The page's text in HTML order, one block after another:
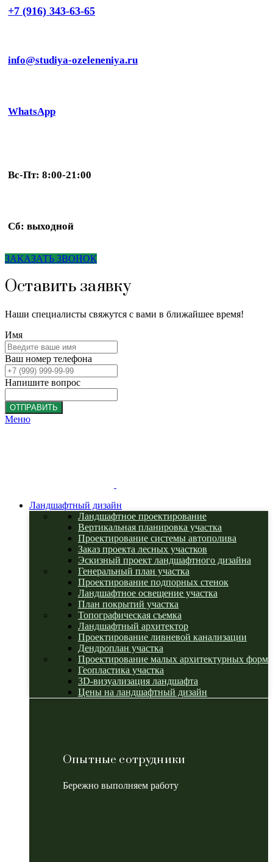
+7 (916) 343-63-65
info@studiya-ozeleneniya.ru
WhatsApp
Вс-Пт: 8:00-21:00
Сб: выходной
ЗАКАЗАТЬ ЗВОНОК
Оставить заявку
Наши специалисты свяжутся с вами в ближайшее время!
Имя
Ваш номер телефона
Напишите вопрос
ОТПРАВИТЬ
Меню
Ландшафтный дизайн
Ландшафтное проектирование
Вертикальная планировка участка
Проектирование системы автополива
Заказ проекта лесных участков
Эскизный проект ландшафтного дизайна
Генеральный план участка
Проектирование подпорных стенок
Ландшафтное освещение участка
План покрытий участка
Топографическая съемка
Ландшафтный архитектор
Проектирование ливневой канализации
Дендроплан участка
Проектирование малых архитектурных форм
Геопластика участка
3D-визуализация ландшафта
Цены на ландшафтный дизайн
Опытные сотрудники
Бережно выполняем работу